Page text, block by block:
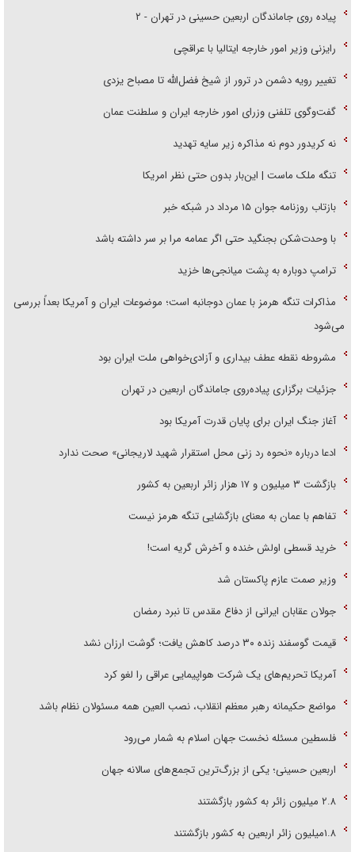
پیاده روی جاماندگان اربعین حسینی در تهران - ۲
رایزنی وزیر امور خارجه ایتالیا با عراقچی
تغییر رویه دشمن در ترور از شیخ فضل‌الله تا مصباح یزدی
گفت‌وگوی تلفنی وزرای امور خارجه ایران و سلطنت عمان
نه کریدور دوم نه مذاکره زیر سایه تهدید
تنگه ملک ماست | این‌بار بدون حتی نظر امریکا
بازتاب روزنامه جوان ۱۵ مرداد در شبکه خبر
با وحدت‌شکن بجنگید حتی اگر عمامه مرا بر سر داشته باشد
ترامپ دوباره به پشت میانجی‌ها خزید
مذاکرات تنگه هرمز با عمان دوجانبه است؛ موضوعات ایران و آمریکا بعداً بررسی
می‌شود
مشروطه نقطه عطف بیداری و آزادی‌خواهی ملت ایران بود
جزئیات برگزاری پیاده‌روی جاماندگان اربعین در تهران
آغاز جنگ ایران برای پایان قدرت آمریکا بود
ادعا درباره «نحوه رد زنی محل استقرار شهید لاریجانی» صحت ندارد
بازگشت ۳ میلیون و ۱۷ هزار زائر اربعین به کشور
تفاهم با عمان به معنای بازگشایی تنگه هرمز نیست
خرید قسطی اولش خنده و آخرش گریه است!
وزیر صمت عازم پاکستان شد
جولان عقابان ایرانی از دفاع مقدس تا نبرد رمضان
قیمت گوسفند زنده ۳۰ درصد کاهش یافت؛ گوشت ارزان نشد
آمریکا تحریم‌های یک شرکت هواپیمایی عراقی را لغو کرد
مواضع حکیمانه رهبر معظم انقلاب، نصب العین همه مسئولان نظام باشد
فلسطین مسئله نخست جهان اسلام به شمار می‌رود
اربعین حسینی؛ یکی از بزرگ‌ترین تجمع‌های سالانه جهان
۲.۸ میلیون زائر به کشور بازگشتند
۱.۸میلیون زائر اربعین به کشور بازگشتند